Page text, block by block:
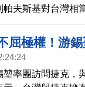
夫斯基對台灣相
有意見，能否順利
屈極權！游
堃率團訪問捷克，